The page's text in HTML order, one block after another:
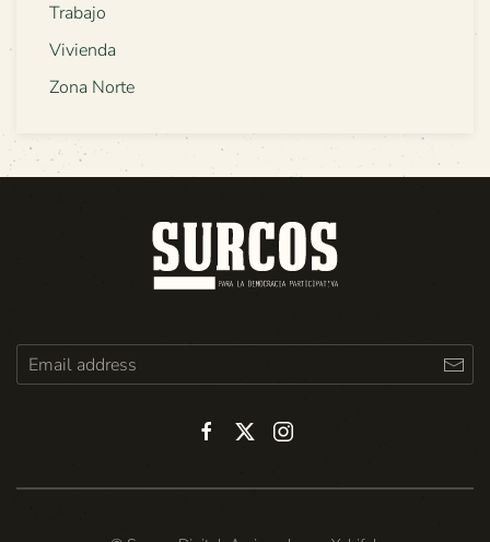
Trabajo
Vivienda
Zona Norte